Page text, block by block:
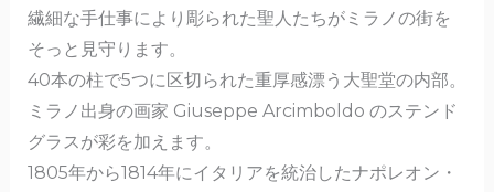
繊細な手仕事により彫られた聖人たちがミラノの街を
そっと見守ります。
40本の柱で5つに区切られた重厚感漂う大聖堂の内部。
ミラノ出身の画家 Giuseppe Arcimboldo のステンド
グラスが彩を加えます。
1805年から1814年にイタリアを統治したナポレオン・